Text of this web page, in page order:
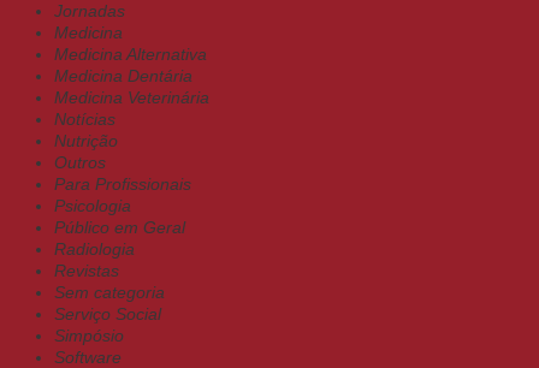
Jornadas
Medicina
Medicina Alternativa
Medicina Dentária
Medicina Veterinária
Notícias
Nutrição
Outros
Para Profissionais
Psicologia
Público em Geral
Radiologia
Revistas
Sem categoria
Serviço Social
Simpósio
Software